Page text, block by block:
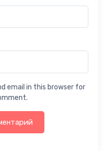
email in this browser for